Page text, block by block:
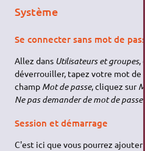
Système
Se connecter sans mot de
Allez dans Utilisateurs et groupes,
déverrouiller, tapez votre mot de
champ Mot de passe, cliquez sur
Ne pas demander de mot de passe
Session et démarrage
C'est ici que vous pourrez ajouter